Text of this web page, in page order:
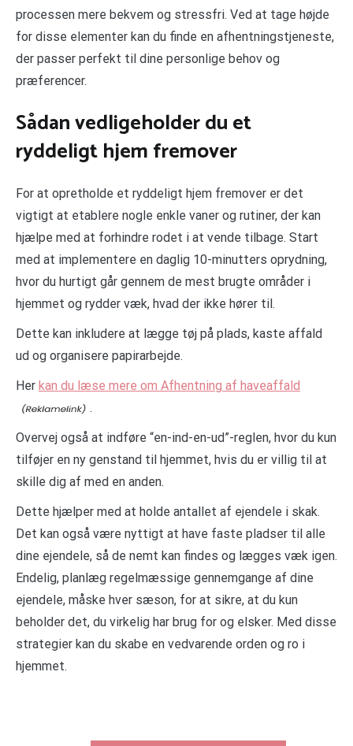
processen mere bekvem og stressfri. Ved at tage højde
for disse elementer kan du finde en afhentningstjeneste,
der passer perfekt til dine personlige behov og
præferencer.
Sådan vedligeholder du et
ryddeligt hjem fremover
For at opretholde et ryddeligt hjem fremover er det
vigtigt at etablere nogle enkle vaner og rutiner, der kan
hjælpe med at forhindre rodet i at vende tilbage. Start
med at implementere en daglig 10-minutters oprydning,
hvor du hurtigt går gennem de mest brugte områder i
hjemmet og rydder væk, hvad der ikke hører til.
Dette kan inkludere at lægge tøj på plads, kaste affald
ud og organisere papirarbejde.
Her kan du læse mere om Afhentning af haveaffald
.
Overvej også at indføre “en-ind-en-ud”-reglen, hvor du kun
tilføjer en ny genstand til hjemmet, hvis du er villig til at
skille dig af med en anden.
Dette hjælper med at holde antallet af ejendele i skak.
Det kan også være nyttigt at have faste pladser til alle
dine ejendele, så de nemt kan findes og lægges væk igen.
Endelig, planlæg regelmæssige gennemgange af dine
ejendele, måske hver sæson, for at sikre, at du kun
beholder det, du virkelig har brug for og elsker. Med disse
strategier kan du skabe en vedvarende orden og ro i
hjemmet.